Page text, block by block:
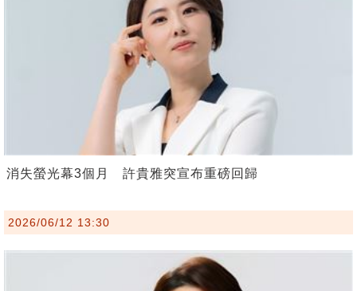
消失螢光幕3個月 許貴雅突宣布重磅回歸
2026/06/12 13:30